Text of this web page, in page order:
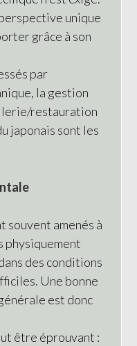
unique
grâce à son
par
la gestion
restauration
japonais sont les
souvent amenés à
physiquement
des conditions
Une bonne
est donc
être éprouvant :